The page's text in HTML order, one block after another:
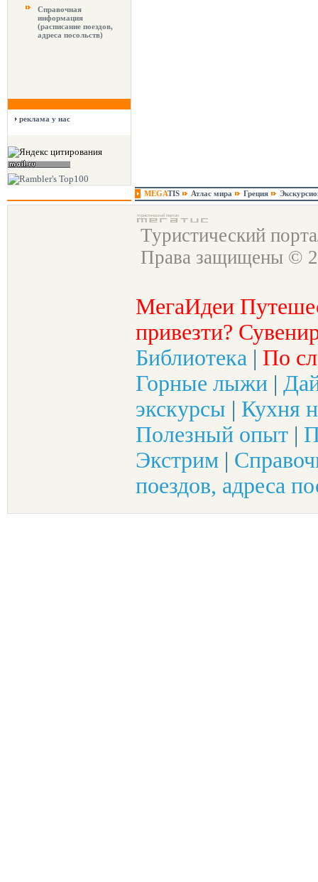
Справочная
информация
(расписание поездов,
адреса посольств)
реклама у нас
MEGATIS Атлас мира Греция
Туристический
Права защищены ©
МегаИдеи
привезти?
Библиотека | По
Горные лыжи |
экскурсы | Кухня
Полезный опыт |
Экстрим |
поездов, адреса